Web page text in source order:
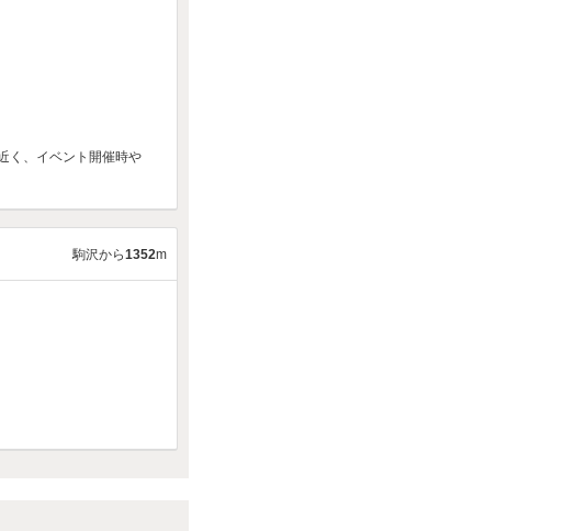
く、イベント開催時や
駒沢から1352m